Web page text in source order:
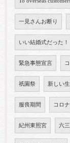
一見さんお断り
いい結婚式だった！
緊急事態宣言
祇園祭 新しい
服喪期間 コロナ
紀州東照宮 六